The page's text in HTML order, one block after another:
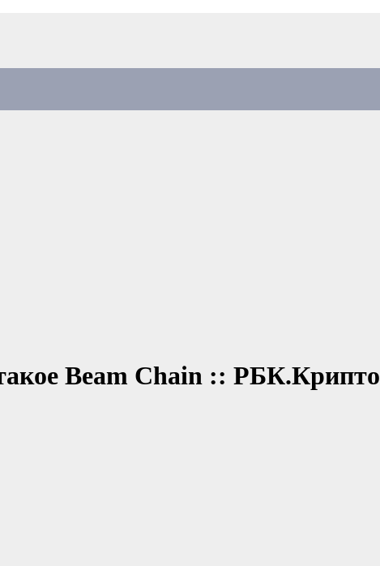
Beam Chain :: РБК.Крипто